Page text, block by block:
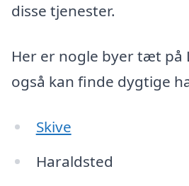
disse tjenester.
Her er nogle byer tæt på
også kan finde dygtige
Skive
Haraldsted